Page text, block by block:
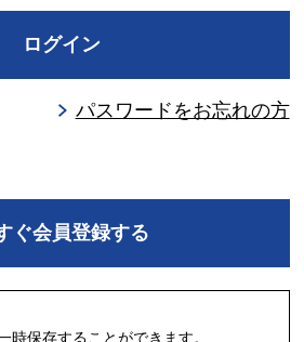
ログイン
パスワードをお忘れの方
ぐ会員登録する
保存することができます。